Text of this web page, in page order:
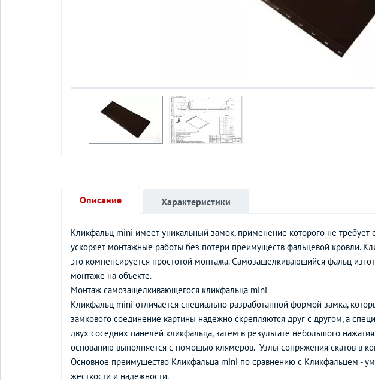
Описание
Кликфальц mini имеет уникальный замок, применение которого не требует
ускоряет монтажные работы без потери преимуществ фальцевой кровли.
это компенсируется простотой монтажа. Самозащелкивающийся фальц
монтаже на объекте.
Монтаж самозащелкивающегося кликфальца mini
Кликфальц mini отличается специально разработанной формой замка,
замкового соединение картины надежно скрепляются друг с другом, а
двух соседних панелей кликфальца, затем в результате небольшого
основанию выполняется с помощью клямеров. Узлы сопряжения скатов в
Основное преимущество Кликфальца mini по сравнению с Кликфальцем -
жесткости и надежности.
Характеристики